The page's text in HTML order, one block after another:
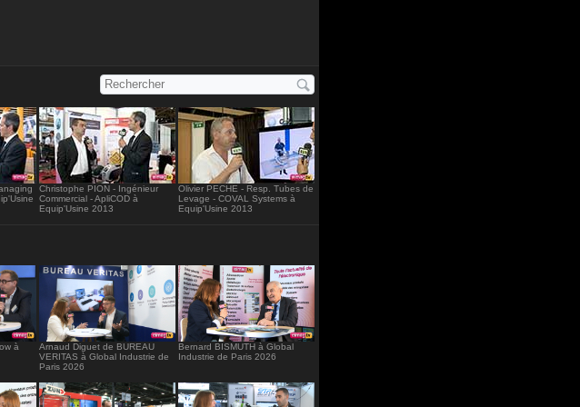
Christophe PION - Ingénieur
Commercial - ApliCOD à
Equip'Usine 2013
Olivier PECHE - Resp. Tubes de
Levage - COVAL Systems à
Equip'Usine 2013
à
Arnaud Diguet de BUREAU
VERITAS à Global Industrie de
Paris 2026
Bernard BISMUTH à Global
Industrie de Paris 2026